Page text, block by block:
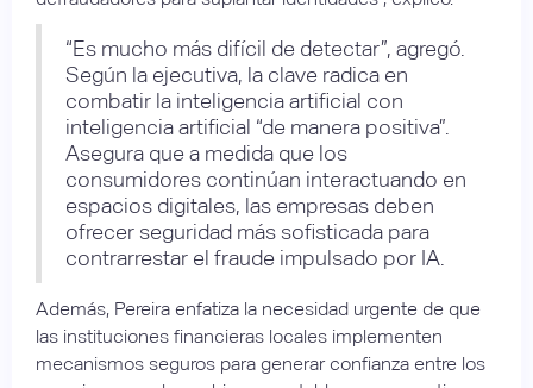
“Es mucho más difícil de detectar”, agregó.
Según la ejecutiva, la clave radica en
combatir la inteligencia artificial con
inteligencia artificial “de manera positiva”.
Asegura que a medida que los
consumidores continúan interactuando en
espacios digitales, las empresas deben
ofrecer seguridad más sofisticada para
contrarrestar el fraude impulsado por IA.
Además, Pereira enfatiza la necesidad urgente de que
las instituciones financieras locales implementen
mecanismos seguros para generar confianza entre los